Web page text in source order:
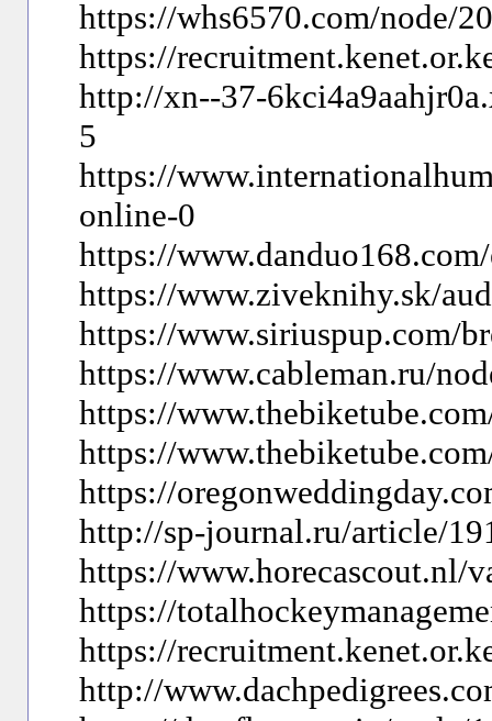
https://whs6570.com/node/
https://
http://xn--37-
5
https://
online-0
https://
https://www.ziveknihy.sk/
https://www.siriuspup.com/
https://www.cableman.ru/
https://
https://
https://
http://sp-journal.ru/article/
https://www.horecascout.nl/
https://
https://
http://